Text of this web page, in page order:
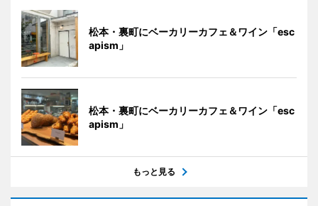
松本・裏町にベーカリーカフェ＆ワイン「esc
apism」
松本・裏町にベーカリーカフェ＆ワイン「esc
apism」
もっと見る